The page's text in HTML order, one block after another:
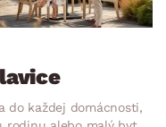
do každej domácnosti,